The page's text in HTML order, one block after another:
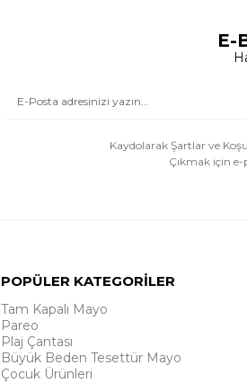
E-
Kaydolarak Şartlar ve
Çıkmak için e-
POPÜLER KATEGORİLER
Tam Kapalı Mayo
Pareo
Plaj Çantası
Büyük Beden Tesettür Mayo
Çocuk Ürünleri